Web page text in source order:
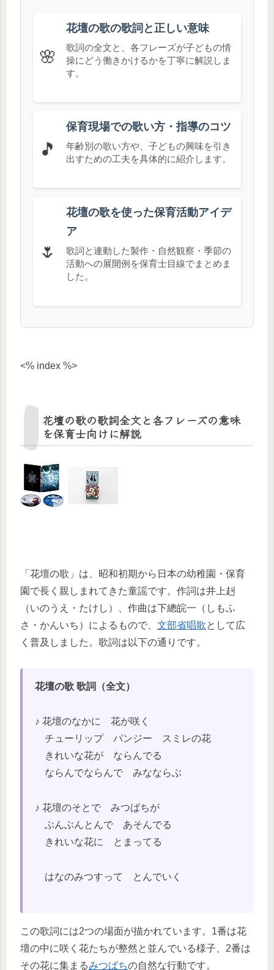
🌸
花壇の歌の歌詞と正しい意味
歌詞の全文と、各フレーズが子どもの情
操にどう働きかけるかを丁寧に解説しま
す。
🎵
保育現場での歌い方・指導のコツ
年齢別の歌い方や、子どもの興味を引き
出すための工夫を具体的に紹介します。
🌷
花壇の歌を使った保育活動アイデ
ア
歌詞と連動した製作・自然観察・季節の
活動への展開例を保育士目線でまとめま
した。
<% index %>
花壇の歌の歌詞全文と各フレーズの意味
を保育士向けに解説
「花壇の歌」は、昭和初期から日本の幼稚園・保育
園で長く親しまれてきた童謡です。作詞は井上赳
（いのうえ・たけし）、作曲は下總皖一（しもふ
さ・かんいち）によるもので、 文部省唱歌として広
く普及しました。歌詞は以下の通りです。
花壇の歌 歌詞（全文）
♪ 花壇のなかに 花が咲く
チューリップ パンジー スミレの花
きれいな花が ならんでる
ならんでならんで みなならぶ
♪ 花壇のそとで みつばちが
ぶんぶんとんで あそんでる
きれいな花に とまってる
はなのみつすって とんでいく
この歌詞には2つの場面が描かれています。1番は花
壇の中に咲く花たちが整然と並んでいる様子、2番は
その花に集まるみつばちの自然な行動です。